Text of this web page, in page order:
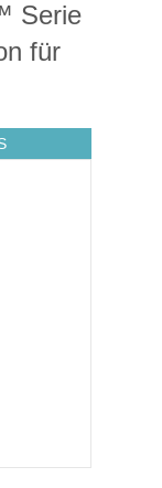
Serie
für